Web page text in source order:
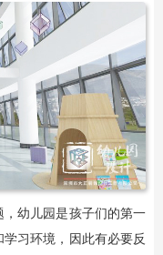
幼儿园是孩子们的第一
习环境，因此有必要反